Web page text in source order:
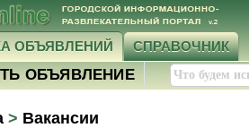
ОБЪЯВЛЕНИЙ СПРАВОЧНИК
ОБЪЯВЛЕНИЕ
> Вакансии